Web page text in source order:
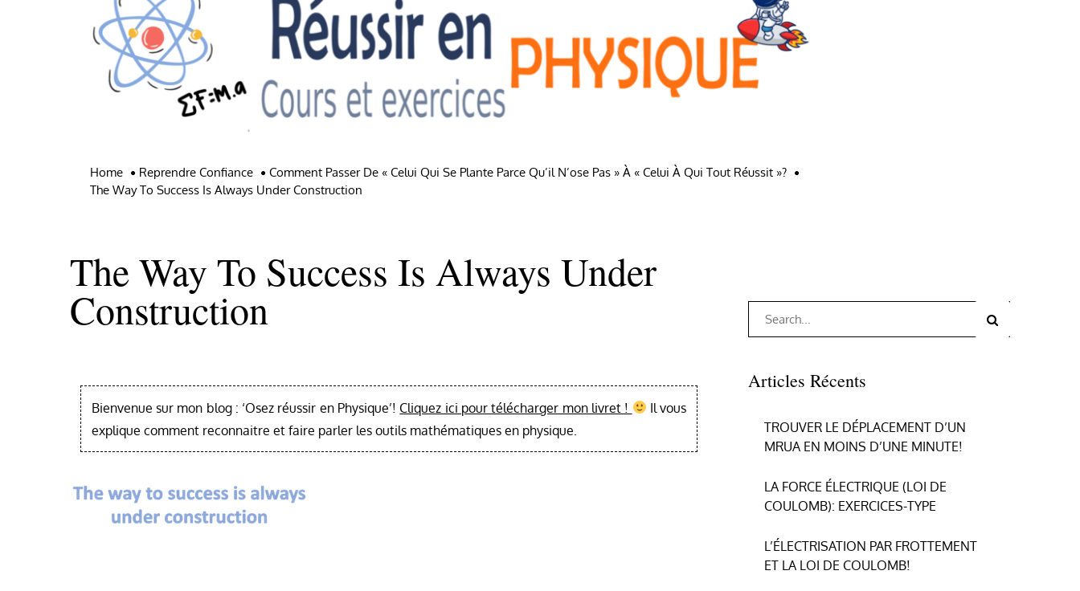
Home Reprendre Confiance
Comment Passer De « Celui Qui Se Plante Parce Qu’il N’ose Pas » À « Celui À Qui Tout Réussit »?
The Way To Success Is Always Under Construction
The Way To Success Is Always Under
Construction
Bienvenue sur mon blog : ‘Osez réussir en Physique’! Cliquez ici pour télécharger mon livret !
Il vous
explique comment reconnaitre et faire parler les outils mathématiques en physique.
Search
Articles Récents
TROUVER LE DÉPLACEMENT D’UN
MRUA EN MOINS D’UNE MINUTE!
LA FORCE ÉLECTRIQUE (LOI DE
COULOMB): EXERCICES-TYPE
L’ÉLECTRISATION PAR FROTTEMENT
ET LA LOI DE COULOMB!